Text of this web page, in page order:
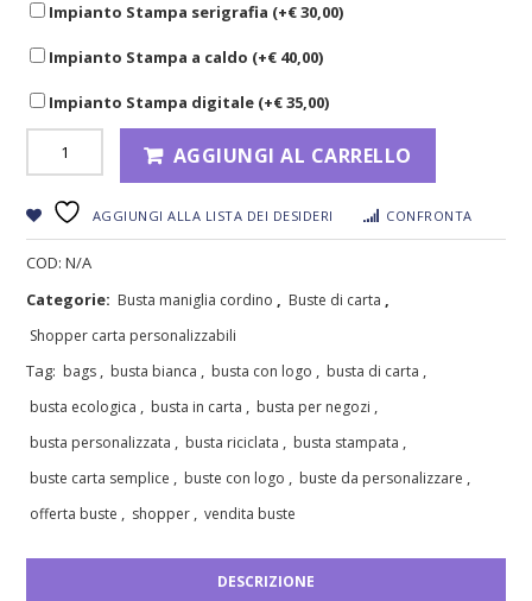
Impianto Stampa serigrafia (+€30,00)
Impianto Stampa a caldo (+€ 40,00)
Impianto Stampa digitale (+€35,00)
AGGIUNGI AL CARRELLO
AGGIUNGI ALLA LISTA DEI DESIDERI CONFRONTA
COD: N/A
Categorie: Busta maniglia cordino , Buste di carta ,
Shopper carta personalizzabili
Tag: bags , busta bianca , busta con logo , busta di carta ,
busta ecologica , busta in carta , busta per negozi ,
busta personalizzata , busta riciclata , busta stampata ,
buste carta semplice , buste con logo , buste da personalizzare ,
offerta buste , shopper , vendita buste
DESCRIZIONE